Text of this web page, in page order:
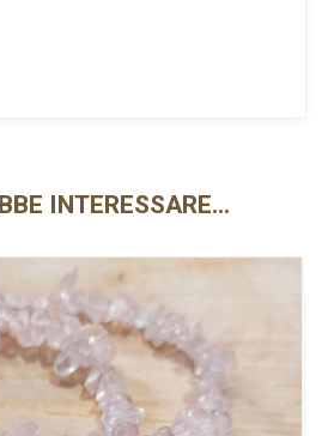
INTERESSARE…